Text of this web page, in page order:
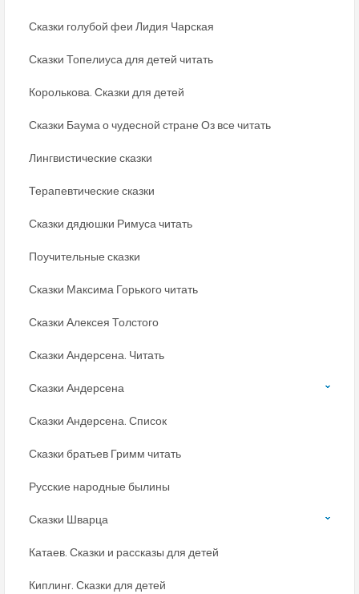
Сказки голубой феи Лидия Чарская
Сказки Топелиуса для детей читать
Королькова. Сказки для детей
Сказки Баума о чудесной стране Оз все читать
Лингвистические сказки
Терапевтические сказки
Сказки дядюшки Римуса читать
Поучительные сказки
Сказки Максима Горького читать
Сказки Алексея Толстого
Сказки Андерсена. Читать
Сказки Андерсена
Сказки Андерсена. Список
Сказки братьев Гримм читать
Русские народные былины
Сказки Шварца
Катаев. Сказки и рассказы для детей
Киплинг. Сказки для детей